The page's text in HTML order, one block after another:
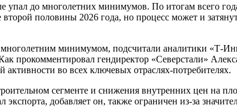
упал до многолетних минимумов. По итогам всего
половины 2026 года, но процесс может и
минимумом, подсчитали аналитики «Т-
прокомментировал гендиректор «Северстали»
во всех ключевых отраслях-потребителях.
сегменте и снижения внутренних цен на
добавляет он, также ограничен из-за